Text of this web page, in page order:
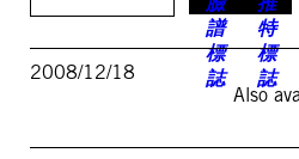
2008/12/18
Also